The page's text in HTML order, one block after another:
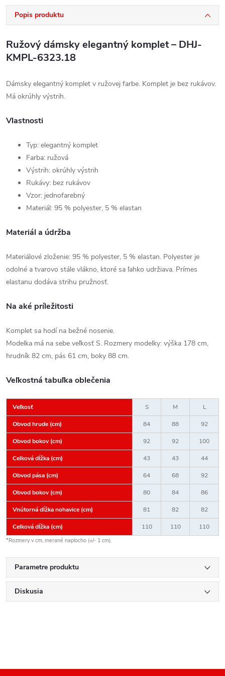
Popis produktu
Ružový dámsky elegantný komplet – DHJ-
KMPL-6323.18
Dámsky elegantný komplet v ružovej farbe. Komplet je bez rukávov.
Má okrúhly výstrih.
Vlastnosti
Typ: elegantný komplet
Farba: ružová
Výstrih: okrúhly výstrih
Rukávy: bez rukávov
Vzor: jednofarebný
Materiál: 95 % polyester, 5 % elastan
Materiál a údržba
Materiálové zloženie: 95 % polyester, 5 % elastan. Polyester je
odolné a tvarovo stále vlákno, ktoré sa ľahko udržiava. Prímes
elastanu dodáva strihu pružnosť.
Na aké príležitosti
Komplet sa hodí na bežné nosenie.
Modelka má na sebe veľkosť S. Rozmery modelky: výška 178 cm,
hrudník 82 cm, pás 61 cm, boky 88 cm.
Veľkostná tabuľka oblečenia
Veľkosť S M L
Obvod hrude (cm) 84 88 92
Obvod bokov (cm) 92 92 100
Celková dĺžka (cm) 43 43 44
Obvod pása (cm) 64 68 92
Obvod bokov (cm) 80 84 86
Vnútorná dĺžka nohavice (cm) 81 82 82
Celková dĺžka (cm) 110 110 110
*Rozmery v cm, merané naplocho (+/- 1 cm).
Parametre produktu
Diskusia